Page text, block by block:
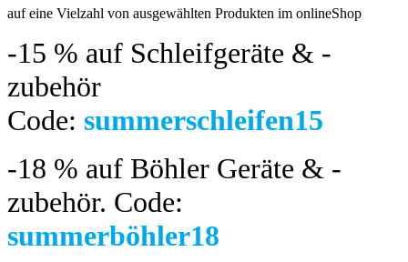
auf eine Vielzahl von ausgewählten Produkten im onlineShop
-15 % auf Schleifgeräte & -
zubehör
Code: summerschleifen15
-18 % auf Böhler Geräte & -
zubehör. Code:
summerböhler18